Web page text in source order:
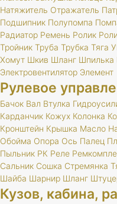
Натяжитель Отражатель
Подшипник Полупомпа
Радиатор Ремень Ролик
Тройник Труба Трубка Тяга
Хомут Шкив Шланг Шпилька
Электровентилятор Элемент
Рулевое
Бачок Вал Втулка
Карданчик Кожух Колонка
Кронштейн Крышка Масло
Обойма Опора Ось Палец
Пыльник РК Реле
Сальник Сошка Стремянка
Шайба Шарнир Шланг
Кузов, кабина,